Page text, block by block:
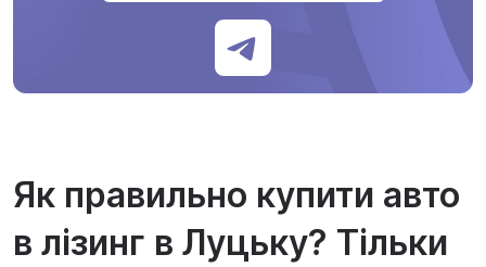
Як правильно купити авто
в лізинг в Луцьку? Тільки